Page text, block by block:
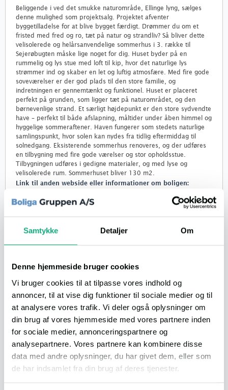
Samtykke Detaljer Om
Denne hjemmeside bruger cookies
Vi bruger cookies til at tilpasse vores indhold og
annoncer, til at vise dig funktioner til sociale medier og til
at analysere vores trafik. Vi deler også oplysninger om
din brug af vores hjemmeside med vores partnere inden
for sociale medier, annonceringspartnere og
analysepartnere. Vores partnere kan kombinere disse
data med andre oplysninger, du har givet dem, eller som
de har indsamlet fra din brug af deres tjenester.
Beliggende i ved det smukke naturområde, Ellinge lyng, sælges
denne mulighed som projektsalg. Projektet afventer
byggetilladelse for at blive bygget færdigt. Drømmer du om et
fristed med fred og ro, tæt på natur og strandliv? Så bliver dette
velisolerede og helårsanvendelige sommerhus i 3. række til
Sejerøbugten måske lige noget for dig. Huset byder på en
rummelig og lys stue med loft til kip, hvor det naturlige lys
strømmer ind og skaber en let og luftig atmosfære. Med fire gode
soveværelser er der god plads til den store familie, og
indretningen er gennemtænkt og funktionel. Huset er placeret
perfekt på grunden, som ligger tæt på naturområdet, og den
børnevenlige strand. Et særligt højdepunkt er den store sydvendte
have – perfekt til både afslapning, måltider under åben himmel og
hyggelige sommeraftener. Haven fungerer som stedets naturlige
samlingspunkt, hvor solen kan nydes fra tidlig eftermiddag til
solnedgang. Eksisterende sommerhus renoveres, og der udføres
en tilbygning med fire gode værelser og stor opholdsstue.
Tilbygningen udføres i gedigne materialer, og med lyse og
velisolerede rum. Sommerhuset bliver 130 m2.
Link til anden webside eller informationer om boligen:
Bliv boligklar på 2 timer
Udbetaling
190.000,-
Ejerudgift/md.
324
Bolig (BBR)
130 m²
Værelser
Kælder
0 m²
Grund
1.520 m²
Byggeår